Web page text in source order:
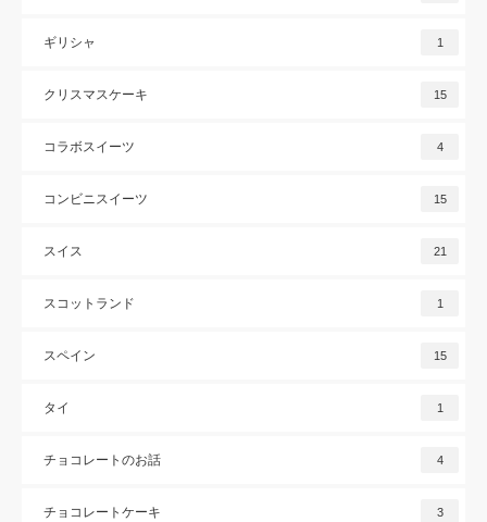
ギリシャ 1
クリスマスケーキ 15
コラボスイーツ 4
コンビニスイーツ 15
スイス 21
スコットランド 1
スペイン 15
タイ 1
チョコレートのお話 4
チョコレートケーキ 3